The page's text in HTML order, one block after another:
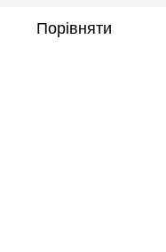
Порівняти